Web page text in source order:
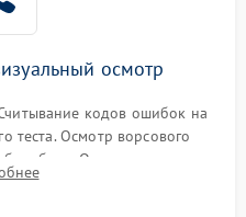
осмотр
кодов ошибок на
теста. Осмотр ворсового
Опрос клиента о
барабан, сильно шумит